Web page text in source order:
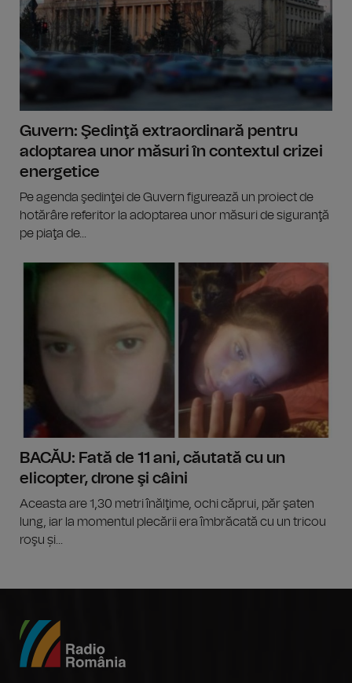
Guvern: Şedinţă extraordinară pentru
adoptarea unor măsuri în contextul crizei
energetice
Pe agenda şedinţei de Guvern figurează un proiect de
hotărâre referitor la adoptarea unor măsuri de siguranţă
pe piaţa de...
BACĂU: Fată de 11 ani, căutată cu un
elicopter, drone şi câini
Aceasta are 1,30 metri înălţime, ochi căprui, păr şaten
lung, iar la momentul plecării era îmbrăcată cu un tricou
roşu și...